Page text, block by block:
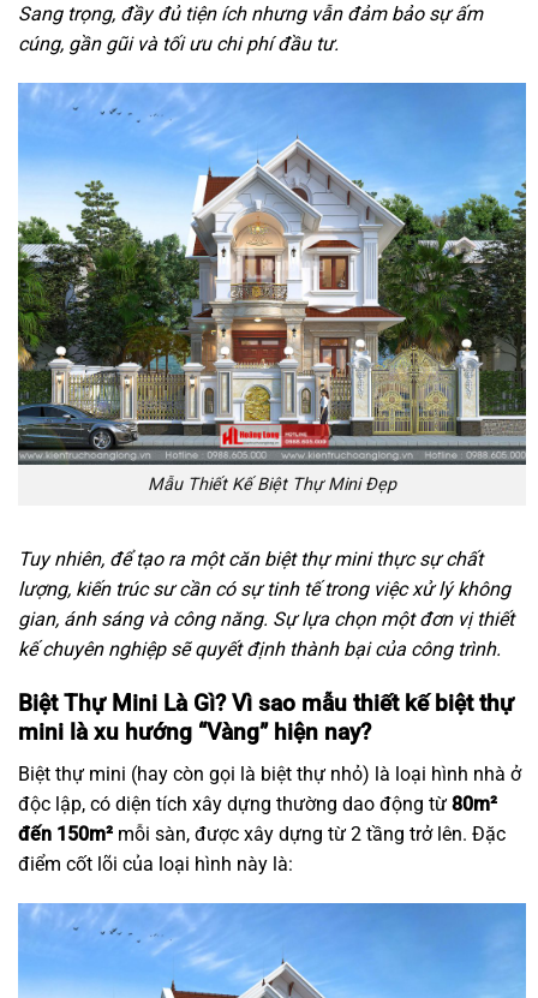
Sang trọng, đầy đủ tiện ích nhưng vẫn đảm bảo sự ấm
cúng, gần gũi và tối ưu chi phí đầu tư.
Mẫu Thiết Kế Biệt Thự Mini Đẹp
Tuy nhiên, để tạo ra một căn biệt thự mini thực sự chất
lượng, kiến trúc sư cần có sự tinh tế trong việc xử lý không
gian, ánh sáng và công năng. Sự lựa chọn một đơn vị thiết
kế chuyên nghiệp sẽ quyết định thành bại của công trình.
Biệt Thự Mini Là Gì? Vì sao mẫu thiết kế biệt thự
mini là xu hướng “Vàng” hiện nay?
Biệt thự mini (hay còn gọi là biệt thự nhỏ) là loại hình nhà ở
độc lập, có diện tích xây dựng thường dao động từ 80m²
đến 150m² mỗi sàn, được xây dựng từ 2 tầng trở lên. Đặc
điểm cốt lõi của loại hình này là: